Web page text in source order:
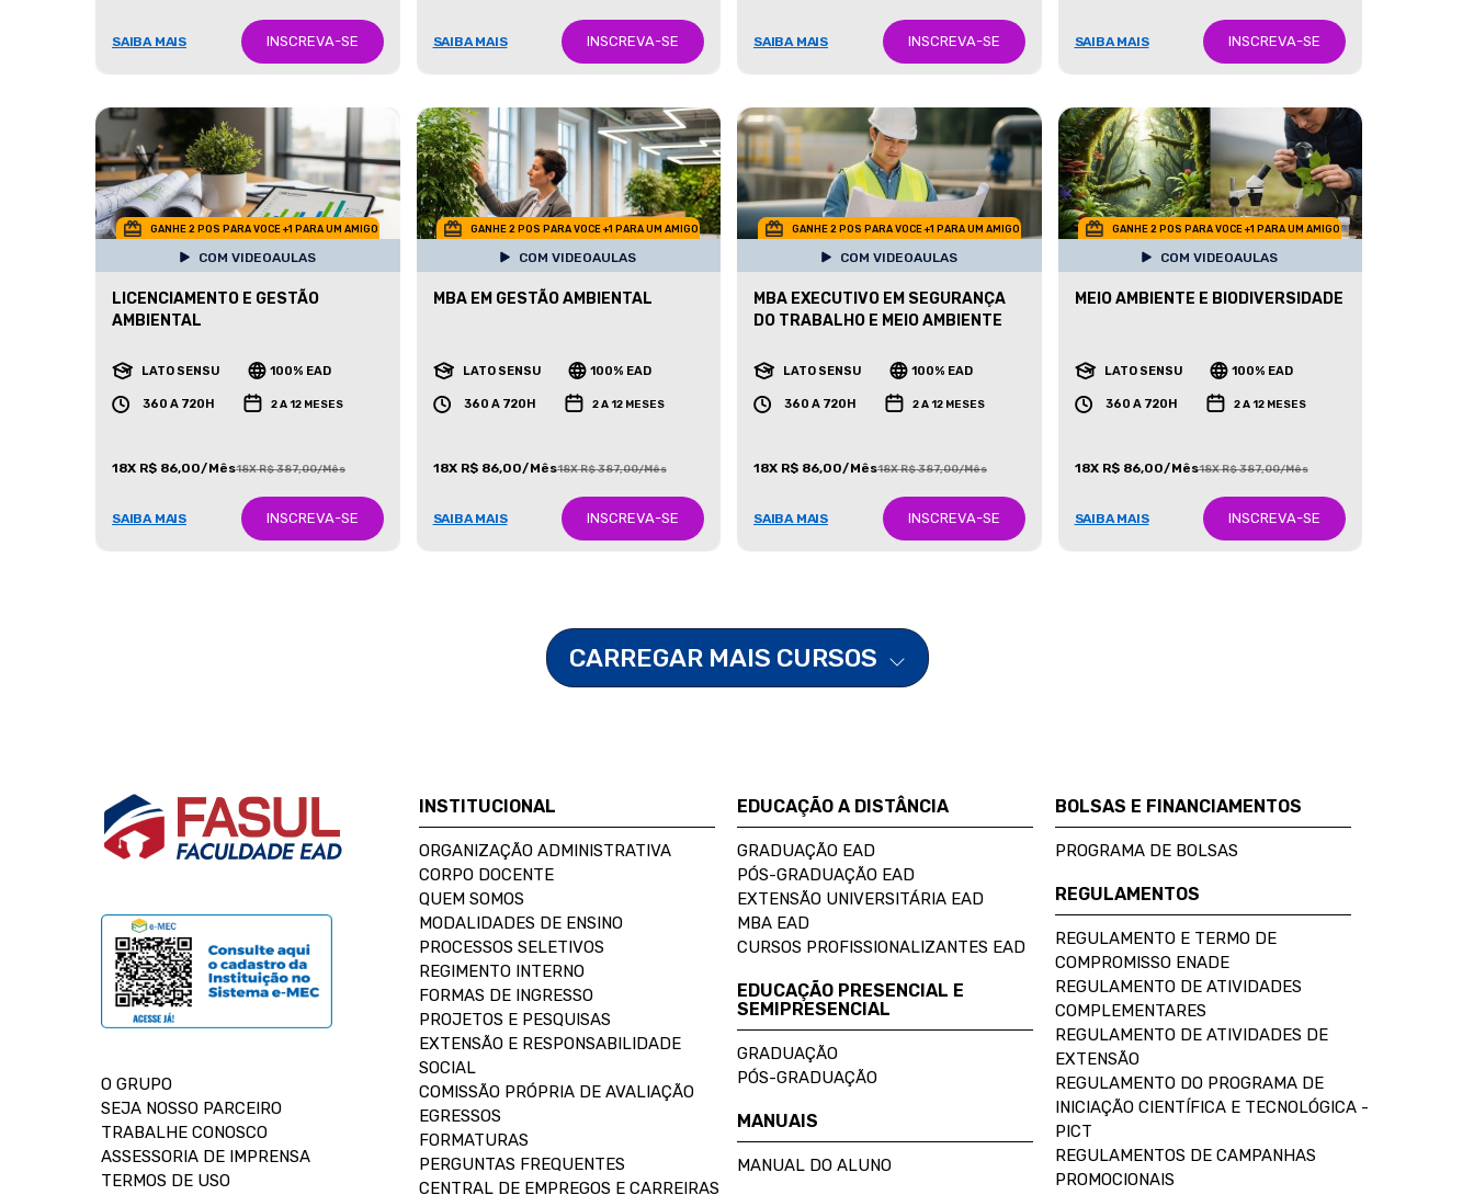
SAIBA MAIS INSCREVA-SE SAIBA MAIS INSCREVA-SE SAIBA MAIS INSCREVA-SE SAIBA MAIS INSCREVA-SE
GANHE 2 POS PARA VOCE +1 PARA UM AMIGO
COM VIDEOAULAS
LICENCIAMENTO E GESTÃO
AMBIENTAL
LATO SENSU 100% EAD
360 A 720H 2 A 12 MESES
18X R$ 86,00/Mês18X R$ 387,00/Mês
SAIBA MAIS INSCREVA-SE
GANHE 2 POS PARA VOCE +1 PARA UM AMIGO
COM VIDEOAULAS
MBA EM GESTÃO AMBIENTAL
LATO SENSU 100% EAD
360 A 720H 2 A 12 MESES
18X R$ 86,00/Mês18X R$ 387,00/Mês
SAIBA MAIS INSCREVA-SE
GANHE 2 POS PARA VOCE +1 PARA UM AMIGO
COM VIDEOAULAS
MBA EXECUTIVO EM SEGURANÇA
DO TRABALHO E MEIO AMBIENTE
LATO SENSU 100% EAD
360 A 720H 2 A 12 MESES
18X R$ 86,00/Mês18X R$ 387,00/Mês
SAIBA MAIS INSCREVA-SE
GANHE 2 POS PARA VOCE +1 PARA UM AMIGO
COM VIDEOAULAS
MEIO AMBIENTE E BIODIVERSIDADE
LATO SENSU 100% EAD
360 A 720H 2 A 12 MESES
18X R$ 86,00/Mês18X R$ 387,00/Mês
SAIBA MAIS INSCREVA-SE
CARREGAR MAIS CURSOS
O GRUPO
SEJA NOSSO PARCEIRO
TRABALHE CONOSCO
ASSESSORIA DE IMPRENSA
TERMOS DE USO
INSTITUCIONAL
ORGANIZAÇÃO ADMINISTRATIVA
CORPO DOCENTE
QUEM SOMOS
MODALIDADES DE ENSINO
PROCESSOS SELETIVOS
REGIMENTO INTERNO
FORMAS DE INGRESSO
PROJETOS E PESQUISAS
EXTENSÃO E RESPONSABILIDADE
SOCIAL
COMISSÃO PRÓPRIA DE AVALIAÇÃO
EGRESSOS
FORMATURAS
PERGUNTAS FREQUENTES
CENTRAL DE EMPREGOS E CARREIRAS
EDUCAÇÃO A DISTÂNCIA
GRADUAÇÃO EAD
PÓS-GRADUAÇÃO EAD
EXTENSÃO UNIVERSITÁRIA EAD
MBA EAD
CURSOS PROFISSIONALIZANTES EAD
EDUCAÇÃO PRESENCIAL E
SEMIPRESENCIAL
GRADUAÇÃO
PÓS-GRADUAÇÃO
MANUAIS
MANUAL DO ALUNO
BOLSAS E FINANCIAMENTOS
PROGRAMA DE BOLSAS
REGULAMENTOS
REGULAMENTO E TERMO DE
COMPROMISSO ENADE
REGULAMENTO DE ATIVIDADES
COMPLEMENTARES
REGULAMENTO DE ATIVIDADES DE
EXTENSÃO
REGULAMENTO DO PROGRAMA DE
INICIAÇÃO CIENTÍFICA E TECNOLÓGICA -
PICT
REGULAMENTOS DE CAMPANHAS
PROMOCIONAIS